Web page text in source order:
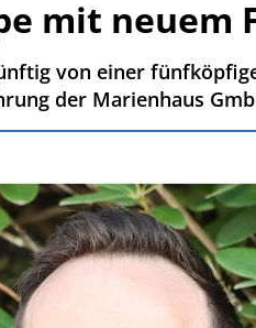
mit neuem
von einer
der Marienhaus